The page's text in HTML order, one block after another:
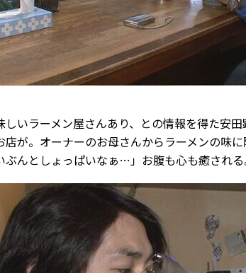
いラーメン屋さんあり、との情報を得た安
が。オーナーのお母さんからラーメンの味
んとしょっぱいなぁ…」お腹も心も癒される